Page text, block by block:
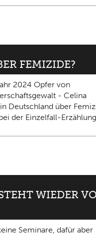
FEMIZIDE?
2024 Opfer von
- Celina
Deutschland über
der Einzelfall-Erzählung.
WIEDER
Seminare, dafür aber